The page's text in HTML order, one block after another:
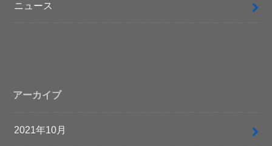
ニュース
アーカイブ
2021年10月